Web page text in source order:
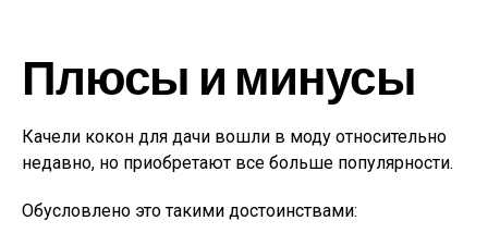
Плюсы и минусы
Качели кокон для дачи вошли в моду относительно
недавно, но приобретают все больше популярности.
Обусловлено это такими достоинствами: